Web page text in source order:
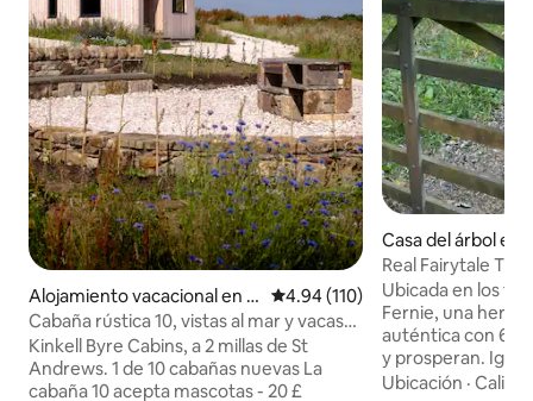
Alojamiento vacacional en Fi
fe
Calificación promedio: 4.94 de
4.94 (110)
Cabaña rústica 10, vistas al mar y vacas
de las tierras altas
Kinkell Byre Cabins, a 2 millas de St
Andrews. 1 de 10 cabañas nuevas La
cabaña 10 acepta mascotas - 20 £
Casa del árbol en
Real Fairytale
Ubicada en los
Fernie, una
auténtica con 6
y prosperan. Igualmente hermosa en
todas las
Ubicación ·